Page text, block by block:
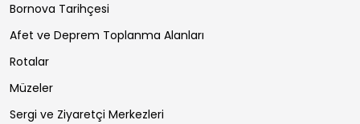
Bornova Tarihçesi
Afet ve Deprem Toplanma Alanları
Rotalar
Müzeler
Sergi ve Ziyaretçi Merkezleri